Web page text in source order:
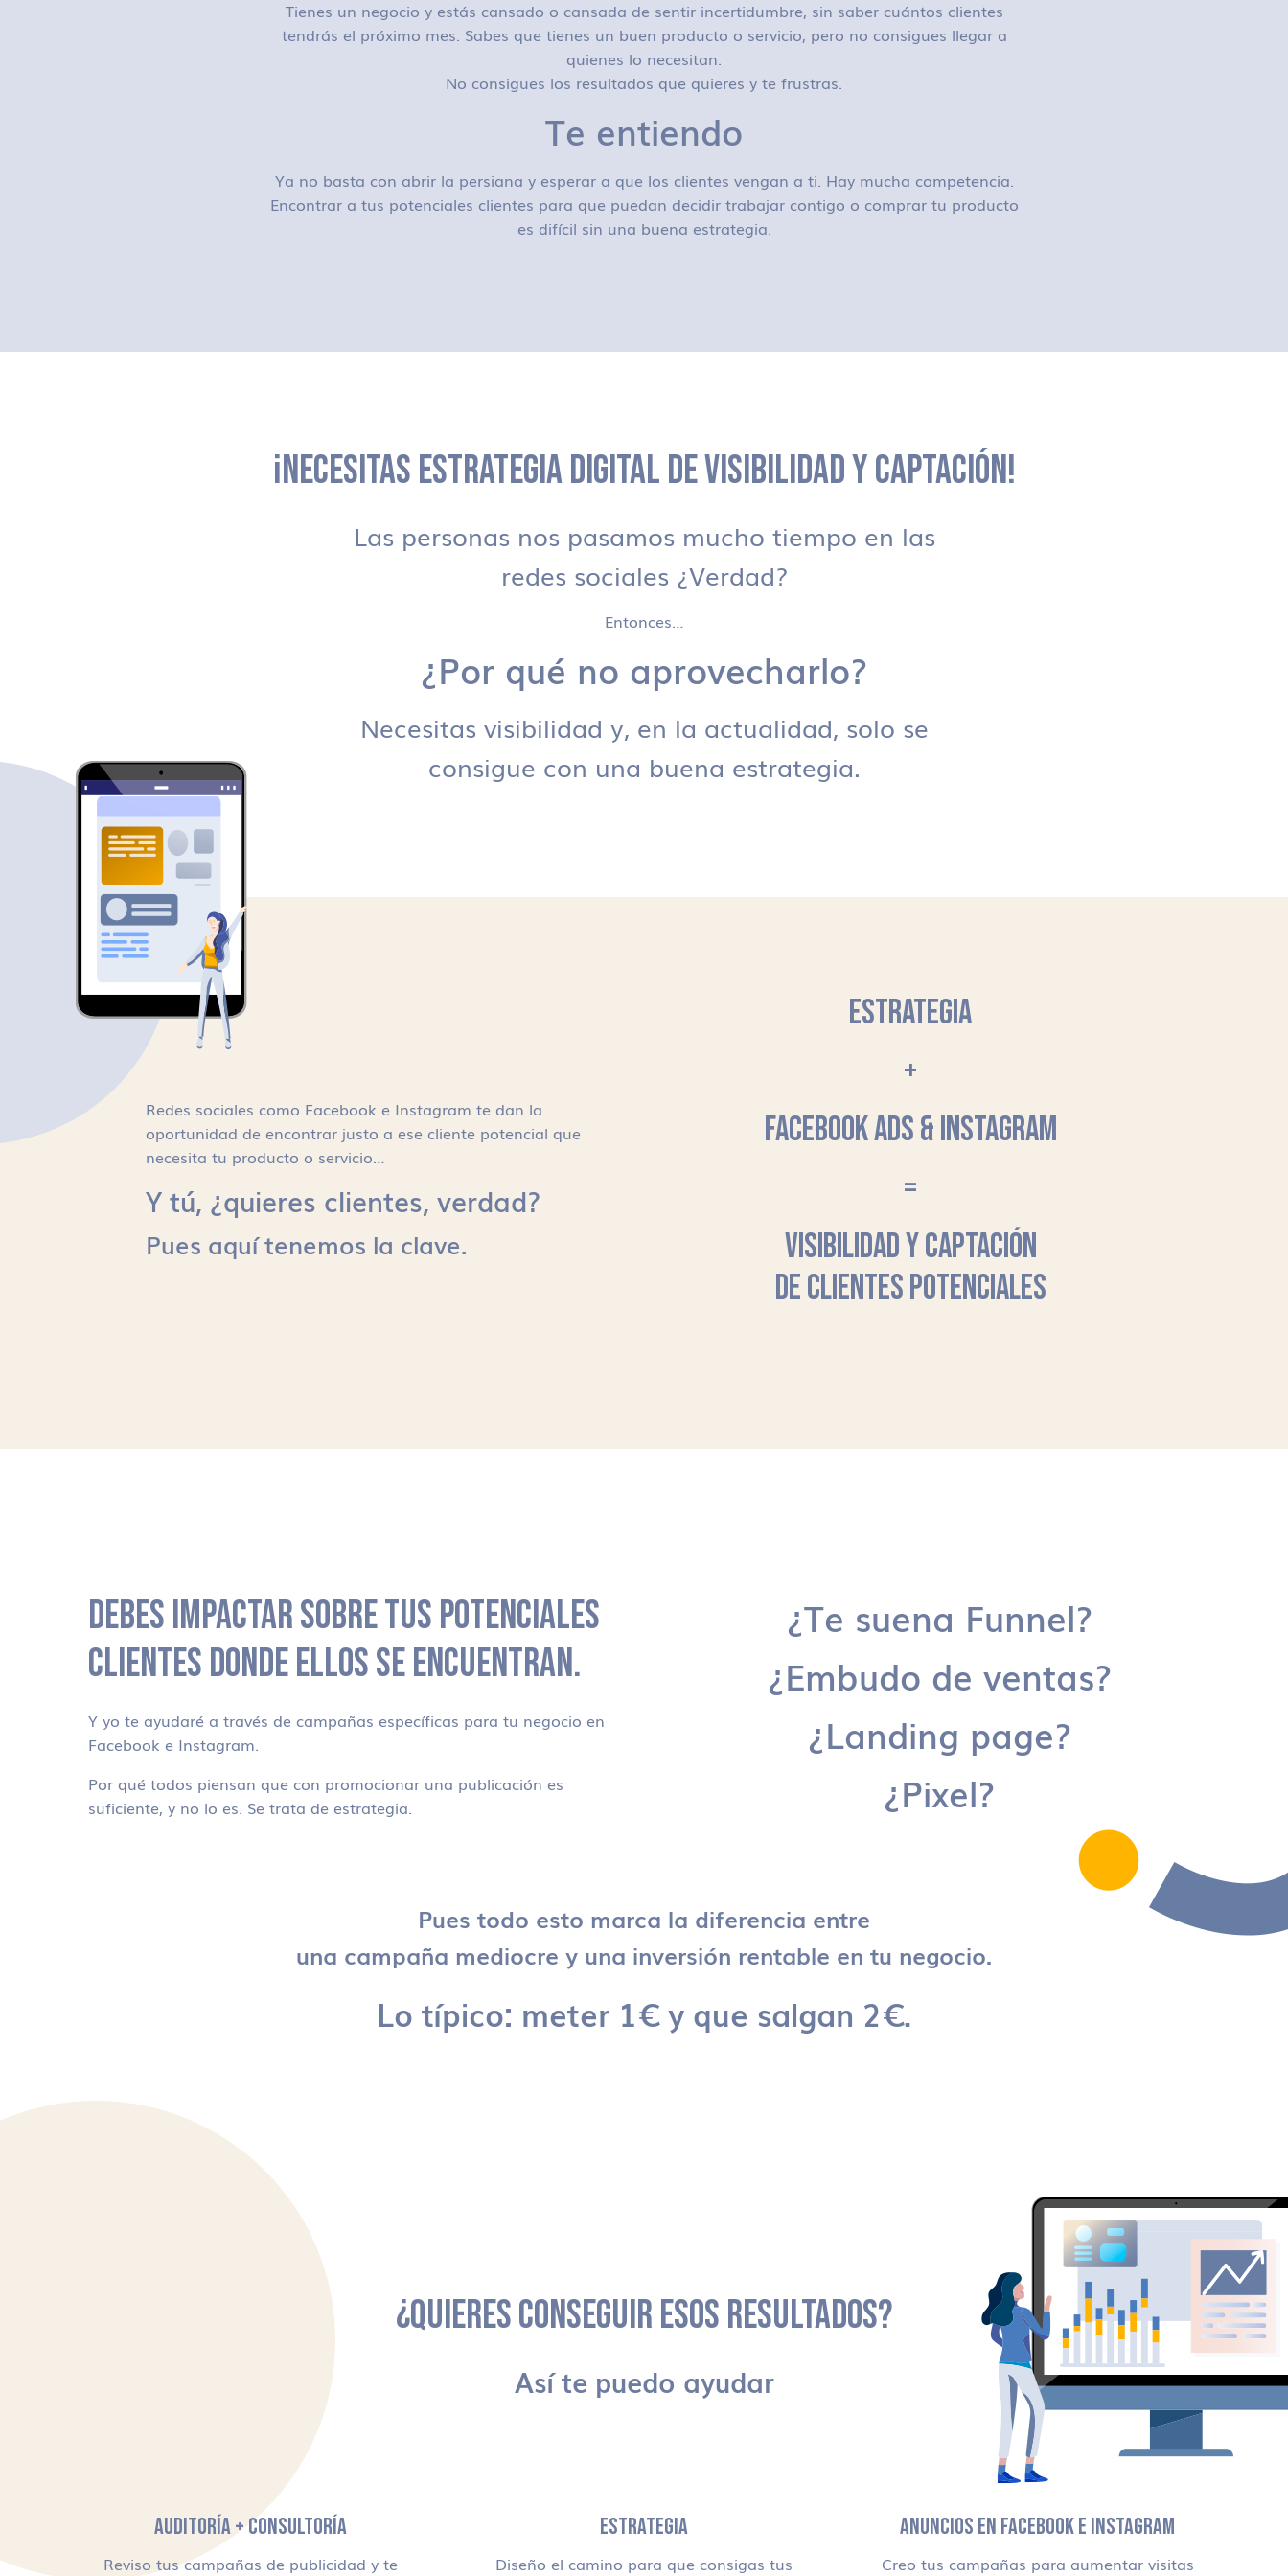
Tienes un negocio y estás cansado o cansada de sentir incertidumbre, sin saber cuántos clientes
tendrás el próximo mes. Sabes que tienes un buen producto o servicio, pero no consigues llegar a
quienes lo necesitan.
No consigues los resultados que quieres y te frustras.
Te entiendo
Ya no basta con abrir la persiana y esperar a que los clientes vengan a ti. Hay mucha competencia.
Encontrar a tus potenciales clientes para que puedan decidir trabajar contigo o comprar tu producto
es difícil sin una buena estrategia.
¡NECESITAS ESTRATEGIA DIGITAL DE VISIBILIDAD Y CAPTACIÓN!
Las personas nos pasamos mucho tiempo en las
redes sociales ¿Verdad?
Entonces…
¿Por qué no aprovecharlo?
Necesitas visibilidad y, en la actualidad, solo se
consigue con una buena estrategia.
Redes sociales como Facebook e Instagram te dan la
oportunidad de encontrar justo a ese cliente potencial que
necesita tu producto o servicio…
Y tú, ¿quieres clientes, verdad?
Pues aquí tenemos la clave.
ESTRATEGIA
+
FACEBOOK ADS & INSTAGRAM
=
VISIBILIDAD Y CAPTACIÓN
DE CLIENTES POTENCIALES
DEBES IMPACTAR SOBRE TUS POTENCIALES
CLIENTES DONDE ELLOS SE ENCUENTRAN.
Y yo te ayudaré a través de campañas específicas para tu negocio en
Facebook e Instagram.
Por qué todos piensan que con promocionar una publicación es
suficiente, y no lo es. Se trata de estrategia.
¿Te suena Funnel?
¿Embudo de ventas?
¿Landing page?
¿Pixel?
Pues todo esto marca la diferencia entre
una campaña mediocre y una inversión rentable en tu negocio.
Lo típico: meter 1€ y que salgan 2€.
¿QUIERES CONSEGUIR ESOS RESULTADOS?
Así te puedo ayudar
AUDITORÍA + CONSULTORÍA
Reviso tus campañas de publicidad y te
ESTRATEGIA
Diseño el camino para que consigas tus
ANUNCIOS EN FACEBOOK E INSTAGRAM
Creo tus campañas para aumentar visitas